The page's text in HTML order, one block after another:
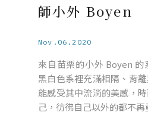
師小外 Boyen
Nov.06.2020
來自苗栗的小外 Boyen 的
黑白色系裡充滿相隔、背
能感受其中流淌的美感，
己，彷彿自己以外的都不再